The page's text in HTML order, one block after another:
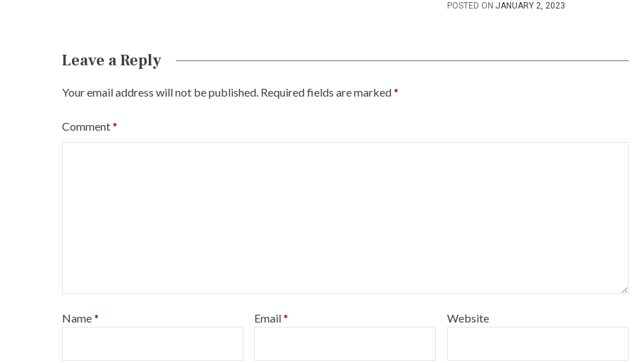
o
POSTED ON JANUARY 2, 2023
Leave a Reply
Your email address will not be published. Required fields are marked*
Comment*
Name* Email* Website